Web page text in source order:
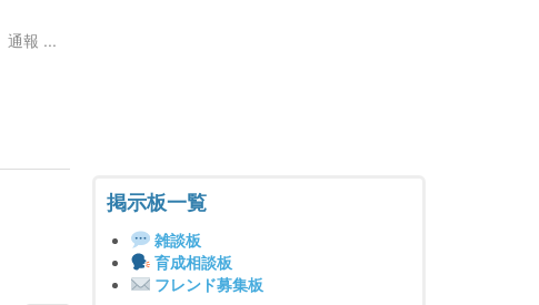
通報 ...
掲示板一覧
雑談板
育成相談板
フレンド募集板